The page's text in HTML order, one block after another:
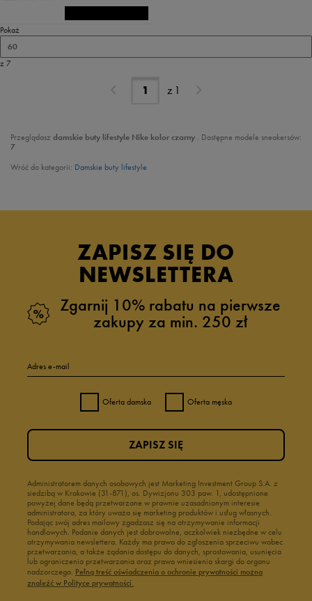
Pokaż
60
z 7
z 1
Przeglądasz damskie buty lifestyle Nike kolor czarny . Dostępne modele sneakersów:
7
Wróć do kategorii: Damskie buty lifestyle
ZAPISZ SIĘ DO
NEWSLETTERA
Zgarnij 10% rabatu na pierwsze
zakupy za min. 250 zł
Adres e-mail
Oferta damska Oferta męska
Administratorem danych osobowych jest Marketing Investment Group S.A. z
siedzibą w Krakowie (31-871), os. Dywizjonu 303 paw. 1, udostępnione
powyżej dane będą przetwarzane w prawnie uzasadnionym interesie
administratora, za który uważa się marketing produktów i usług własnych.
Podając swój adres mailowy zgadzasz się na otrzymywanie informacji
handlowych. Podanie danych jest dobrowolne, aczkolwiek niezbędne w celu
otrzymywania newslettera. Każdy ma prawo do zgłoszenia sprzeciwu wobec
przetwarzania, a także żądania dostępu do danych, sprostowania, usunięcia
lub ograniczenia przetwarzania oraz prawo wniesienia skargi do organu
nadzorczego. Pełną treść oświadczenia o ochronie prywatności można
znaleźć w Polityce prywatności.
ZAPISZ SIĘ